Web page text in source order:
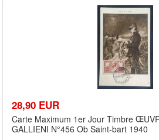
28,90 EUR
Carte Maximum 1er Jour Timbre
GALLIENI N°456 Ob Saint-bart 1940